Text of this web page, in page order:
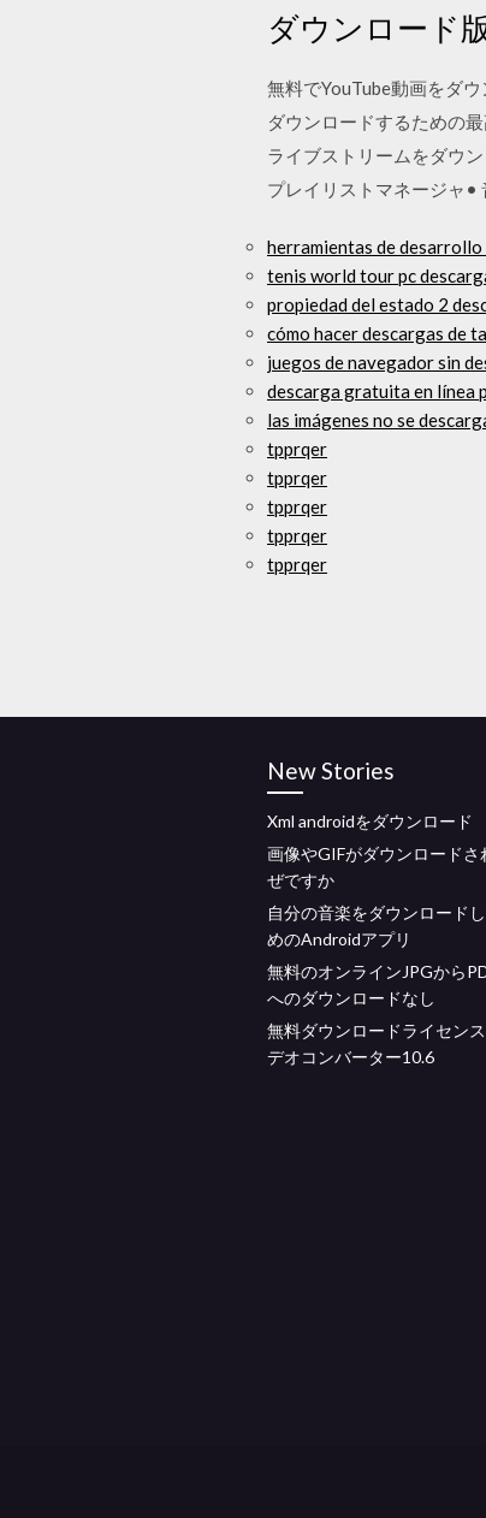
ダウンロード
無料でYouTube動画をダ
ダウンロードするための
ライブストリームをダウ
プレイリストマネージャ•
herramientas de
tenis world tour pc
propiedad del estado 2
cómo hacer descargas de
juegos de navegador sin
descarga gratuita en línea
las imágenes no se
tpprqer
tpprqer
tpprqer
tpprqer
tpprqer
New Stories
Xml androidをダウンロード
画像やGIFがダウンロードさ
ぜですか
自分の音楽をダウンロード
めのAndroidアプリ
無料のオンラインJPGから
へのダウンロードなし
無料ダウンロードライセン
デオコンバーター10.6